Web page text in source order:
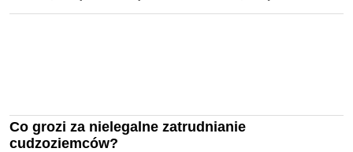
Co grozi za nielegalne zatrudnianie
cudzoziemców?